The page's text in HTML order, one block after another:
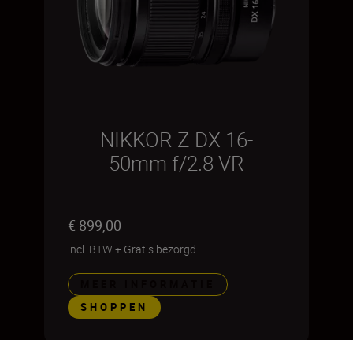
NIKKOR Z DX 16-
50mm f/2.8 VR
€ 899,00
incl. BTW + Gratis bezorgd
SHOPPEN